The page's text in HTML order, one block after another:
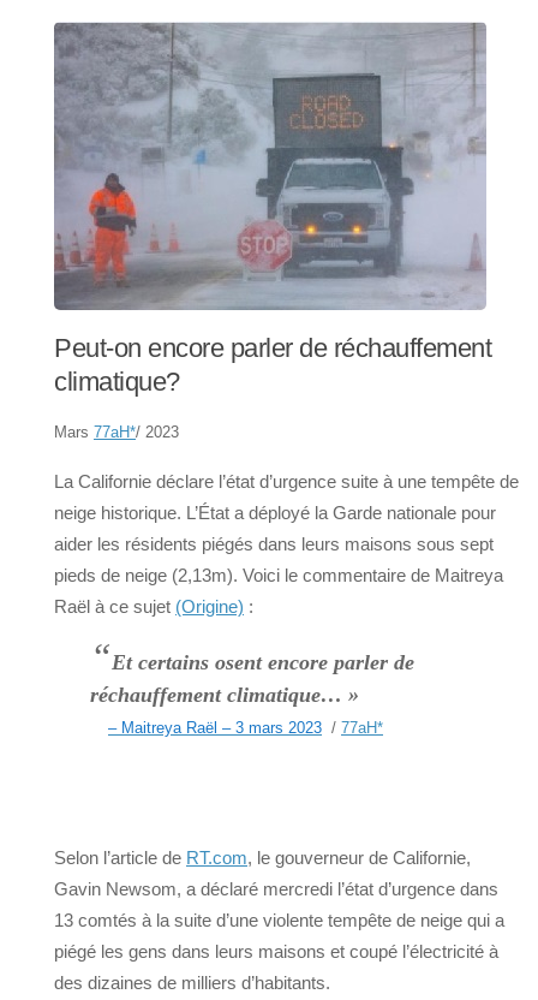
Peut-on encore parler de réchauffement
climatique?
Mars 77aH*/ 2023
La Californie déclare l’état d’urgence suite à une tempête de
neige historique. L’État a déployé la Garde nationale pour
aider les résidents piégés dans leurs maisons sous sept
pieds de neige (2,13m). Voici le commentaire de Maitreya
Raël à ce sujet (Origine) :
“Et certains osent encore parler de
réchauffement climatique… »
– Maitreya Raël – 3 mars 2023 / 77aH*
Selon l’article de RT.com, le gouverneur de Californie,
Gavin Newsom, a déclaré mercredi l’état d’urgence dans
13 comtés à la suite d’une violente tempête de neige qui a
piégé les gens dans leurs maisons et coupé l’électricité à
des dizaines de milliers d’habitants.